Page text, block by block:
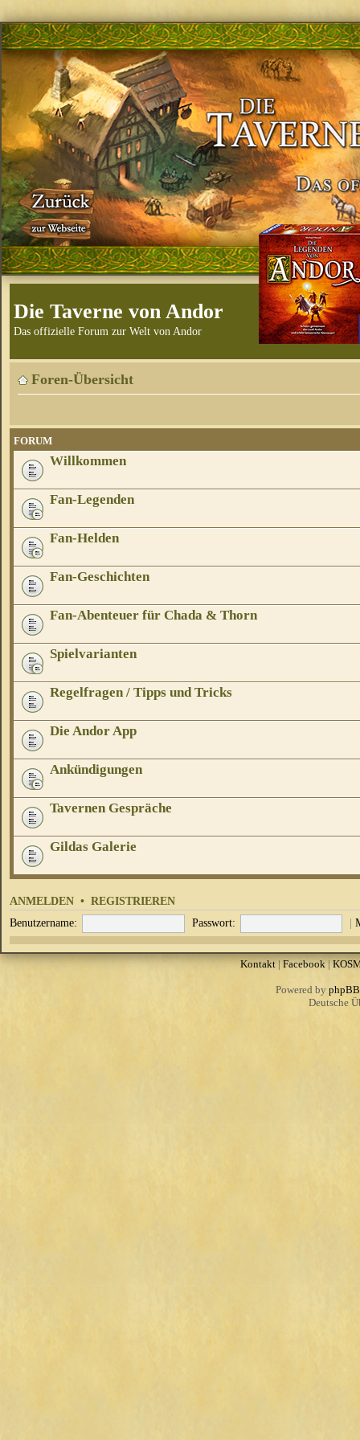
Die Taverne von Andor
Das offizielle Forum zur Welt von Andor
Foren-Übersicht
FORUM
Willkommen
Fan-Legenden
Fan-Helden
Fan-Geschichten
Fan-Abenteuer für Chada & Thorn
Spielvarianten
Regelfragen / Tipps und Tricks
Die Andor App
Ankündigungen
Tavernen Gespräche
Gildas Galerie
ANMELDEN • REGISTRIEREN
Benutzername: Passwort: |
Kontakt| Facebook|
Powered by phpBB
Deutsche